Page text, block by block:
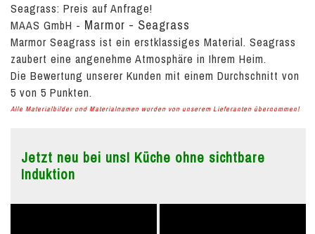
Seagrass: Preis auf Anfrage!
MAAS GmbH - Marmor - Seagrass
Marmor Seagrass ist ein erstklassiges Material. Seagrass
zaubert eine angenehme Atmosphäre in Ihrem Heim.
Die Bewertung unserer Kunden mit einem Durchschnitt von
5 von 5 Punkten.
Alle Materialbilder und Materialnamen wurden von unserem Lieferanten übernommen!
Jetzt neu bei uns! Küche ohne sichtbare
Induktion